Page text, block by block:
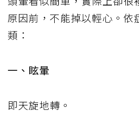
原因前，不能掉以輕心。依
類：
一、眩暈
即天旋地轉。